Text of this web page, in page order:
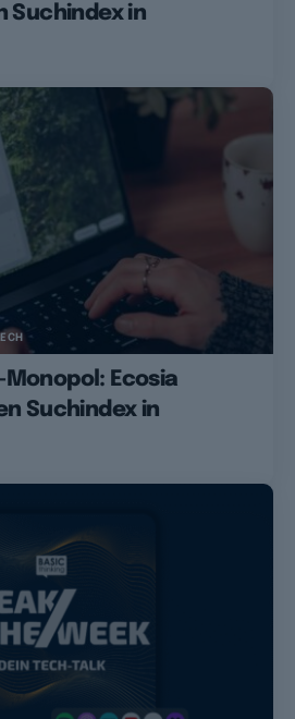
in
Monopol: Ecosia
Suchindex in